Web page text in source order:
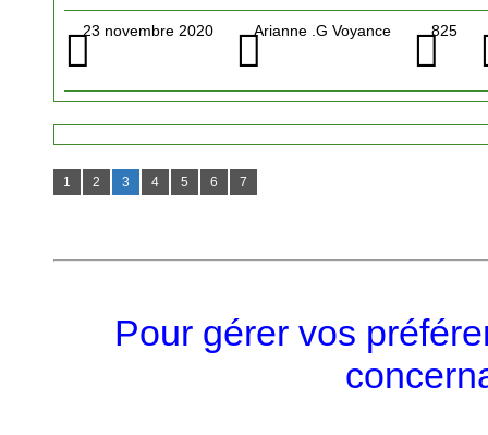
23 novembre 2020 Arianne .G Voyance 825
1 2 3 4 5 6 7
Pour gérer vos